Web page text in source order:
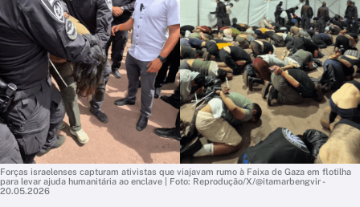
Forças israelenses capturam ativistas que viajavam rumo à Faixa de Gaza em flotilha
para levar ajuda humanitária ao enclave | Foto: Reprodução/X/@itamarbengvir -
20.05.2026